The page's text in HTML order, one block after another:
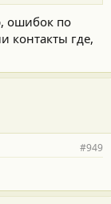
ошибок по
контакты где,
#949